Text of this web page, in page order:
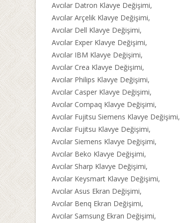
Avcılar Datron Klavye Değişimi,
Avcılar Arçelik Klavye Değişimi,
Avcılar Dell Klavye Değişimi,
Avcılar Exper Klavye Değişimi,
Avcılar IBM Klavye Değişimi,
Avcılar Crea Klavye Değişimi,
Avcılar Philips Klavye Değişimi,
Avcılar Casper Klavye Değişimi,
Avcılar Compaq Klavye Değişimi,
Avcılar Fujitsu Siemens Klavye Değişimi,
Avcılar Fujitsu Klavye Değişimi,
Avcılar Siemens Klavye Değişimi,
Avcılar Beko Klavye Değişimi,
Avcılar Sharp Klavye Değişimi,
Avcılar Keysmart Klavye Değişimi,
Avcılar Asus Ekran Değişimi,
Avcılar Benq Ekran Değişimi,
Avcılar Samsung Ekran Değişimi,